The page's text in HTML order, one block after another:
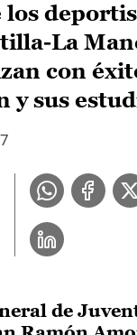
los
La
con
y sus
de